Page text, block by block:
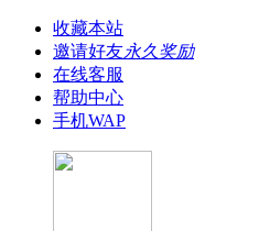
收藏本站
邀请好友永久奖励
在线客服
帮助中心
手机WAP